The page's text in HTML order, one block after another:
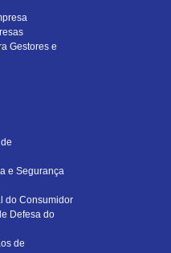
Gestores e
e Segurança
do Consumidor
Defesa do
de